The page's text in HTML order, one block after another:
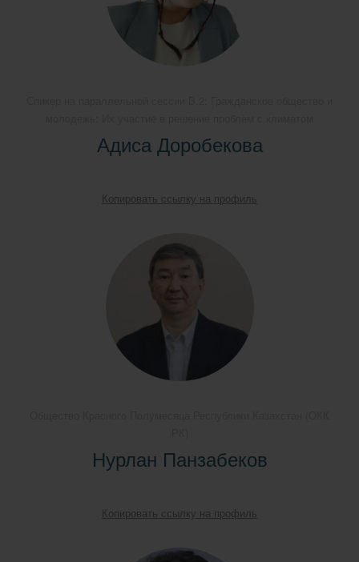
Адиса Доробекова
Копировать ссылку на профиль
Нурлан Панзабеков
Копировать ссылку на профиль